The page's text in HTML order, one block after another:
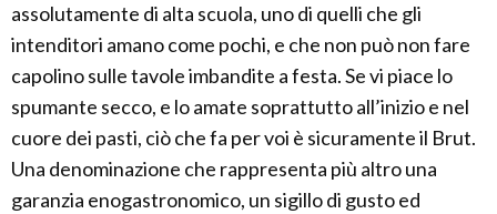
assolutamente di alta scuola, uno di quelli che gli
intenditori amano come pochi, e che non può non fare
capolino sulle tavole imbandite a festa. Se vi piace lo
spumante secco, e lo amate soprattutto all’inizio e nel
cuore dei pasti, ciò che fa per voi è sicuramente il Brut.
Una denominazione che rappresenta più altro una
garanzia enogastronomico, un sigillo di gusto ed